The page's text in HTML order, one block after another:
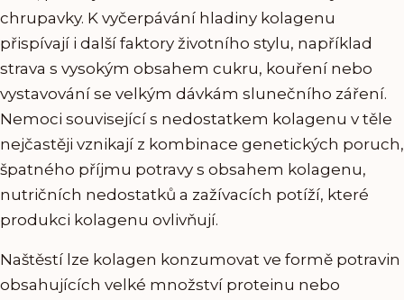
chrupavky. K vyčerpávání hladiny kolagenu
přispívají i další faktory životního stylu, například
strava s vysokým obsahem cukru, kouření nebo
vystavování se velkým dávkám slunečního záření.
Nemoci související s nedostatkem kolagenu v těle
nejčastěji vznikají z kombinace genetických poruch,
špatného příjmu potravy s obsahem kolagenu,
nutričních nedostatků a zažívacích potíží, které
produkci kolagenu ovlivňují.
Naštěstí lze kolagen konzumovat ve formě potravin
obsahujících velké množství proteinu nebo